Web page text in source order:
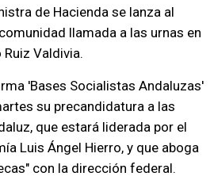
de Hacienda se lanza al
llamada a las urnas en
Valdivia.
'Bases Socialistas Andaluzas'
su precandidatura a las
que estará liderada por el
Luis Ángel Hierro, y que aboga
con la dirección federal.